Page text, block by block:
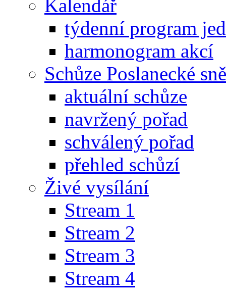
Kalendář
týdenní program
harmonogram akcí
Schůze Poslanecké
aktuální schůze
navržený pořad
schválený pořad
přehled schůzí
Živé vysílání
Stream 1
Stream 2
Stream 3
Stream 4